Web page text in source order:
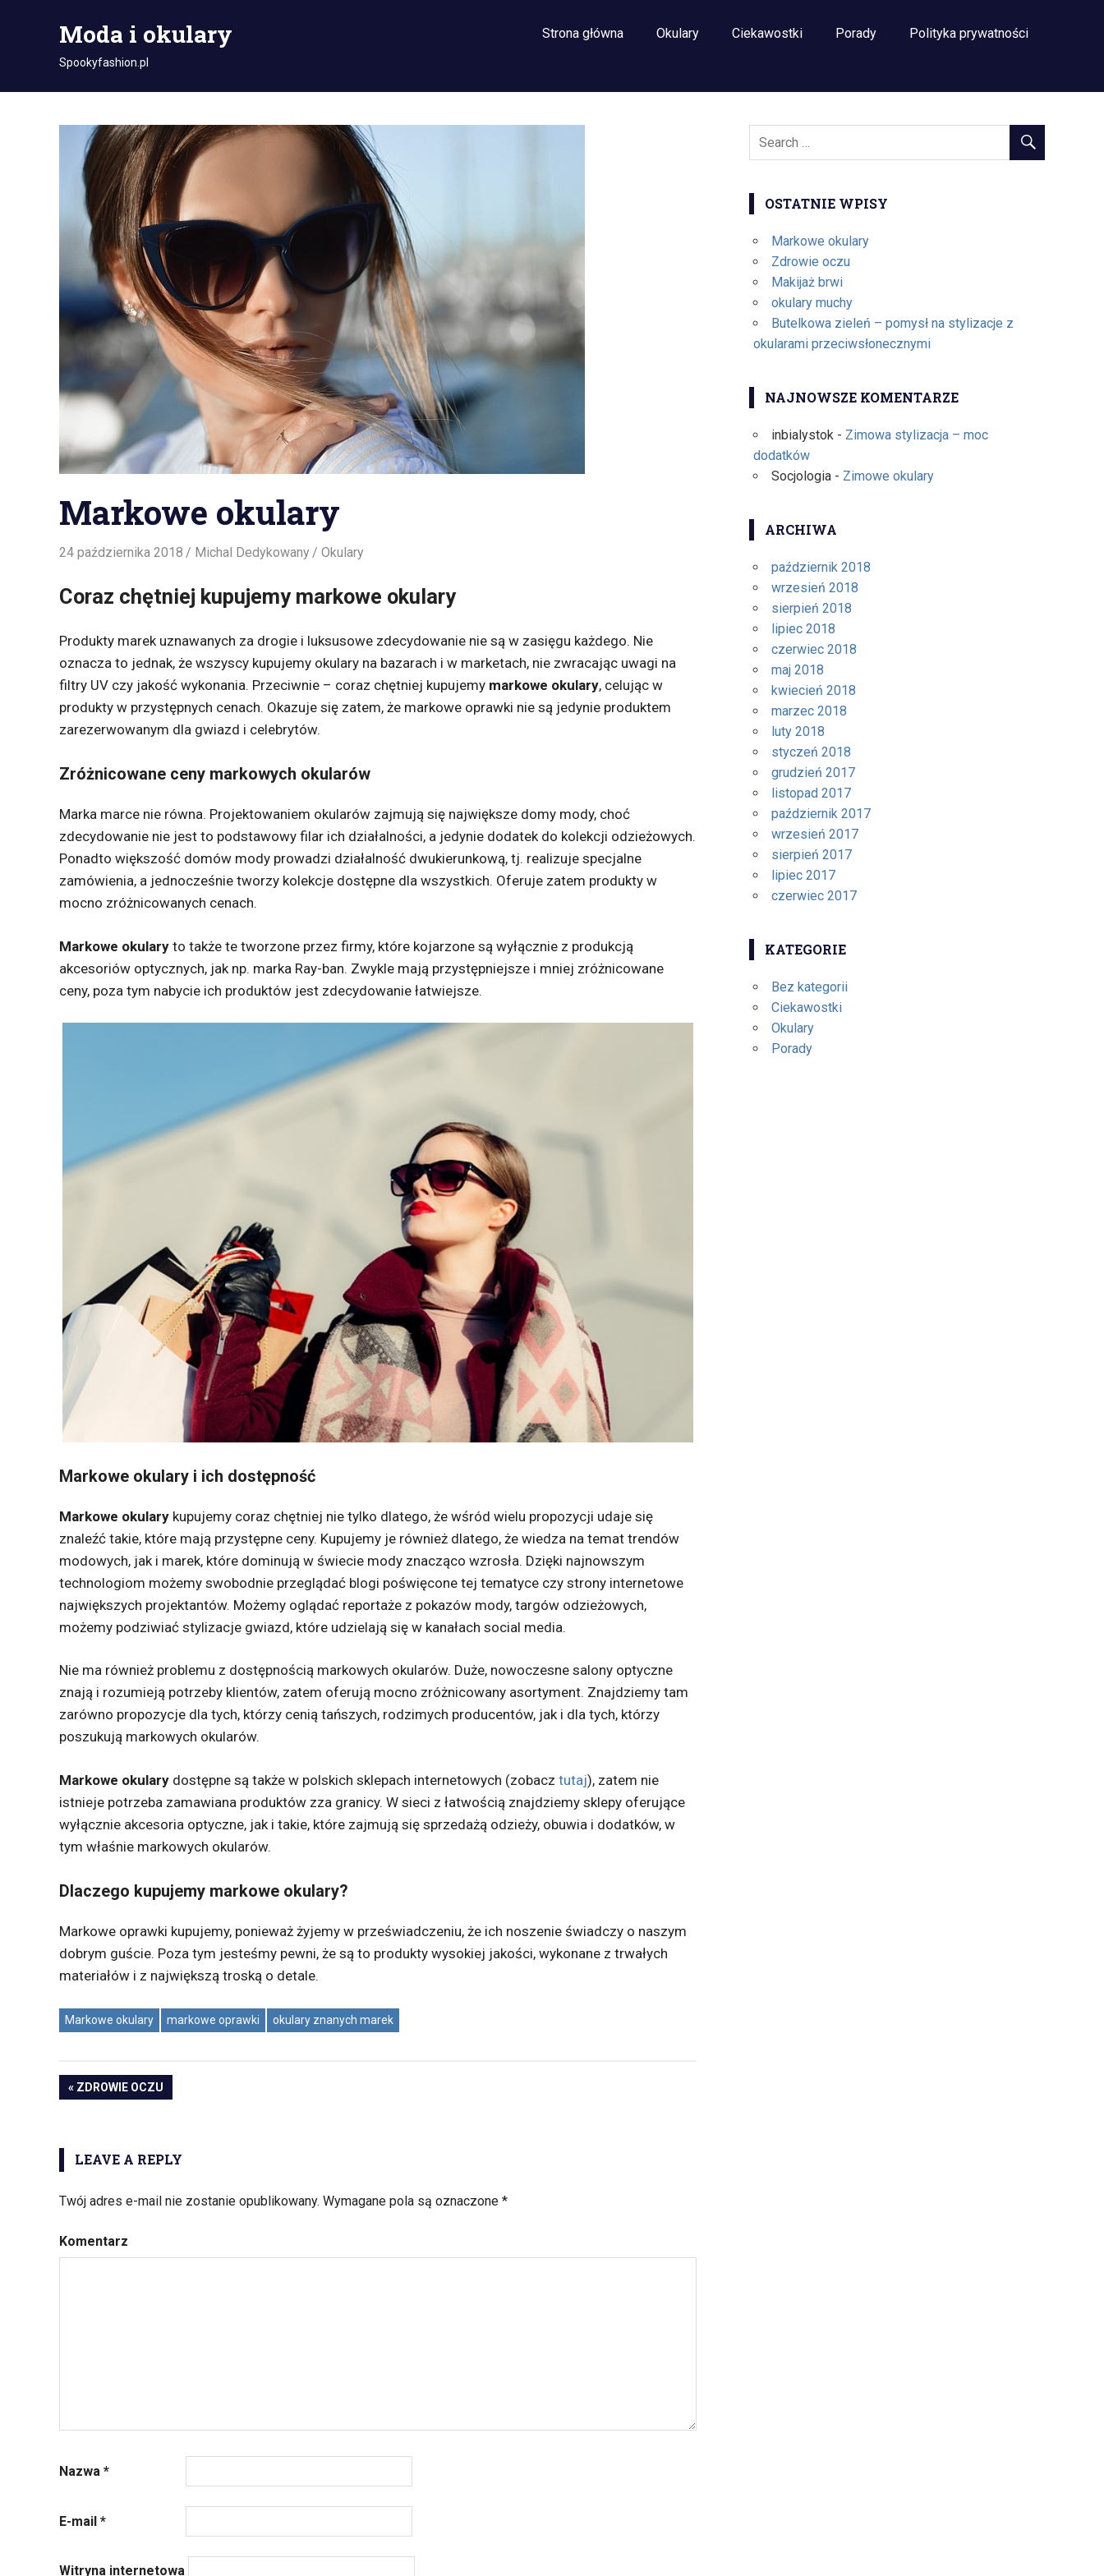
Moda i okulary
Spookyfashion.pl
Strona główna Okulary Ciekawostki Porady Polityka prywatności
Markowe okulary
24 października 2018 Michal Dedykowany Okulary
Coraz chętniej kupujemy markowe okulary
Produkty marek uznawanych za drogie i luksusowe zdecydowanie nie są w zasięgu każdego. Nie
oznacza to jednak, że wszyscy kupujemy okulary na bazarach i w marketach, nie zwracając uwagi na
filtry UV czy jakość wykonania. Przeciwnie – coraz chętniej kupujemy markowe okulary, celując w
produkty w przystępnych cenach. Okazuje się zatem, że markowe oprawki nie są jedynie produktem
zarezerwowanym dla gwiazd i celebrytów.
Zróżnicowane ceny markowych okularów
Marka marce nie równa. Projektowaniem okularów zajmują się największe domy mody, choć
zdecydowanie nie jest to podstawowy filar ich działalności, a jedynie dodatek do kolekcji odzieżowych.
Ponadto większość domów mody prowadzi działalność dwukierunkową, tj. realizuje specjalne
zamówienia, a jednocześnie tworzy kolekcje dostępne dla wszystkich. Oferuje zatem produkty w
mocno zróżnicowanych cenach.
Markowe okulary to także te tworzone przez firmy, które kojarzone są wyłącznie z produkcją
akcesoriów optycznych, jak np. marka Ray-ban. Zwykle mają przystępniejsze i mniej zróżnicowane
ceny, poza tym nabycie ich produktów jest zdecydowanie łatwiejsze.
Markowe okulary i ich dostępność
Markowe okulary kupujemy coraz chętniej nie tylko dlatego, że wśród wielu propozycji udaje się
znaleźć takie, które mają przystępne ceny. Kupujemy je również dlatego, że wiedza na temat trendów
modowych, jak i marek, które dominują w świecie mody znacząco wzrosła. Dzięki najnowszym
technologiom możemy swobodnie przeglądać blogi poświęcone tej tematyce czy strony internetowe
największych projektantów. Możemy oglądać reportaże z pokazów mody, targów odzieżowych,
możemy podziwiać stylizacje gwiazd, które udzielają się w kanałach social media.
Nie ma również problemu z dostępnością markowych okularów. Duże, nowoczesne salony optyczne
znają i rozumieją potrzeby klientów, zatem oferują mocno zróżnicowany asortyment. Znajdziemy tam
zarówno propozycje dla tych, którzy cenią tańszych, rodzimych producentów, jak i dla tych, którzy
poszukują markowych okularów.
Markowe okulary dostępne są także w polskich sklepach internetowych (zobacz tutaj), zatem nie
istnieje potrzeba zamawiana produktów zza granicy. W sieci z łatwością znajdziemy sklepy oferujące
wyłącznie akcesoria optyczne, jak i takie, które zajmują się sprzedażą odzieży, obuwia i dodatków, w
tym właśnie markowych okularów.
Dlaczego kupujemy markowe okulary?
Markowe oprawki kupujemy, ponieważ żyjemy w przeświadczeniu, że ich noszenie świadczy o naszym
dobrym guście. Poza tym jesteśmy pewni, że są to produkty wysokiej jakości, wykonane z trwałych
materiałów i z największą troską o detale.
Markowe okulary markowe oprawki okulary znanych marek
Nawigacja
PREVIOUS
ZDROWIE OCZU
LEAVE A REPLY
Twój adres e-mail nie zostanie opublikowany. Wymagane pola są oznaczone *
Komentarz
Nazwa *
E-mail *
Witryna internetowa
OSTATNIE WPISY
Markowe okulary
Zdrowie oczu
Makijaż brwi
okulary muchy
Butelkowa zieleń – pomysł na stylizacje z
okularami przeciwsłonecznymi
NAJNOWSZE KOMENTARZE
inbialystok - Zimowa stylizacja – moc
dodatków
Socjologia- Zimowe okulary
ARCHIWA
październik 2018
wrzesień 2018
sierpień 2018
lipiec 2018
czerwiec 2018
maj 2018
kwiecień 2018
marzec 2018
luty 2018
styczeń 2018
grudzień 2017
listopad 2017
październik 2017
wrzesień 2017
sierpień 2017
lipiec 2017
czerwiec 2017
KATEGORIE
Bez kategorii
Ciekawostki
Okulary
Porady